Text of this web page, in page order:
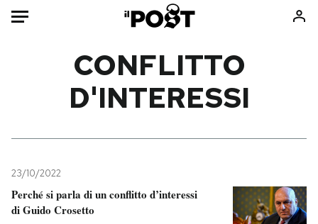
Mondo
Tecnologia
Internet
Libri
Ok Boomer!
CONFLITTO
D'INTERESSI
23/10/2022
Perché si parla di un conflitto d’interessi
di Guido Crosetto